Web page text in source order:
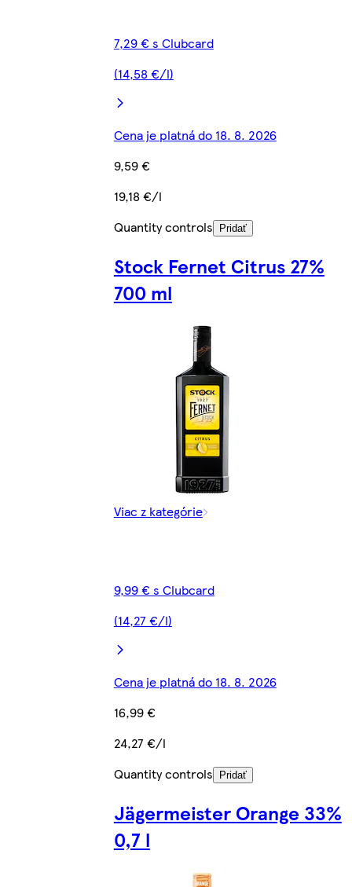
7,29 € s Clubcard
(14,58 €/l)
Cena je platná do 18. 8. 2026
9,59 €
19,18 €/l
Quantity controls
Pridať
Stock Fernet Citrus 27%
700 ml
Viac z kategórie
9,99 € s Clubcard
(14,27 €/l)
Cena je platná do 18. 8. 2026
16,99 €
24,27 €/l
Quantity controls
Pridať
Jägermeister Orange 33%
0,7 l